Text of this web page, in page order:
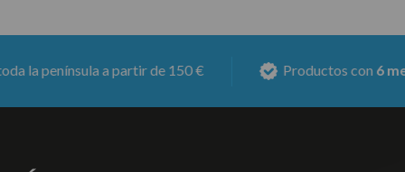
partir de 150 € Productos con6 meses de garantía